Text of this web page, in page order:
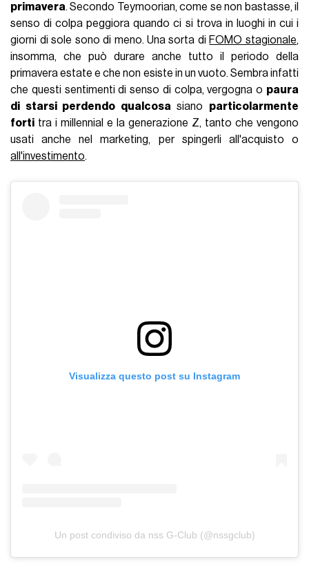
primavera. Secondo Teymoorian, come se non bastasse, il
senso di colpa peggiora quando ci si trova in luoghi in cui i
giorni di sole sono di meno. Una sorta di FOMO stagionale,
insomma, che può durare anche tutto il periodo della
primavera estate e che non esiste in un vuoto. Sembra infatti
che questi sentimenti di senso di colpa, vergogna o paura
di starsi perdendo qualcosa siano particolarmente
forti tra i millennial e la generazione Z, tanto che vengono
usati anche nel marketing, per spingerli all'acquisto o
all'investimento.
Visualizza questo post su Instagram
Un post condiviso da nss G-Club (@nssgclub)